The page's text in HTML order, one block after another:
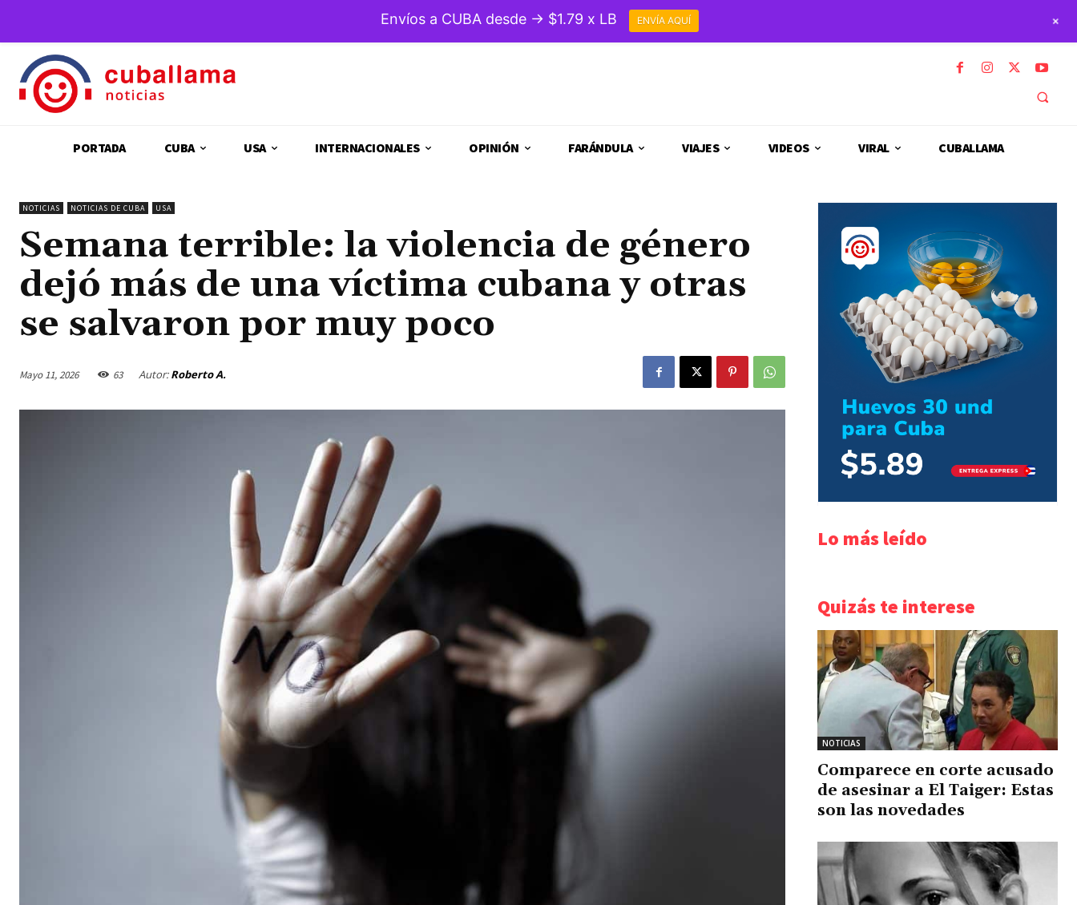
PORTADA CUBA USA INTERNACIONALES OPINIÓN FARÁNDULA VIAJES VIDEOS VIRAL CUBALLAMA
NOTICIAS NOTICIAS DE CUBA USA
Semana terrible: la violencia de género
dejó más de una víctima cubana y otras
se salvaron por muy poco
Mayo 11, 2026 63 Autor: Roberto A.
Lo más leído
Quizás te interese
NOTICIAS
Comparece en corte acusado
de asesinar a El Taiger: Estas
son las novedades
Envíos a CUBA desde → $1.79 x LB ENVÍA AQUÍ +